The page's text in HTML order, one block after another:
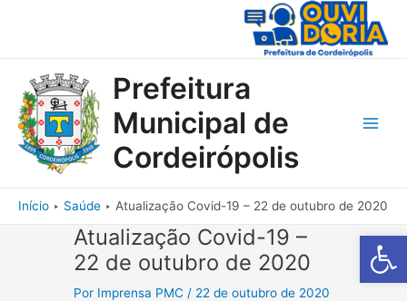
Barra de
Prefeitura
Municipal de
Cordeirópolis
Início Saúde Atualização Covid-19 – 22 de outubro de 2020
Atualização Covid-19 –
22 de outubro de 2020
Por Imprensa PMC / 22 de outubro de 2020